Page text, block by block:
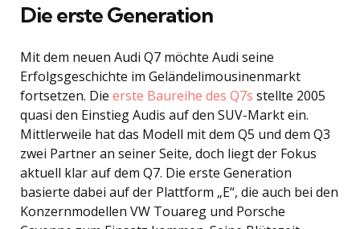
Die erste Generation
Mit dem neuen Audi Q7 möchte Audi seine
Erfolgsgeschichte im Geländelimousinenmarkt
fortsetzen. Die erste Baureihe des Q7s stellte 2005
quasi den Einstieg Audis auf den SUV-Markt ein.
Mittlerweile hat das Modell mit dem Q5 und dem Q3
zwei Partner an seiner Seite, doch liegt der Fokus
aktuell klar auf dem Q7. Die erste Generation
basierte dabei auf der Plattform „E“, die auch bei den
Konzernmodellen VW Touareg und Porsche